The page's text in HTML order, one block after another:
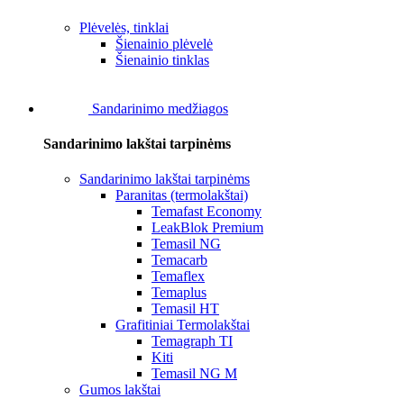
Plėvelės, tinklai
Šienainio plėvelė
Šienainio tinklas
Sandarinimo medžiagos
Sandarinimo lakštai tarpinėms
Sandarinimo lakštai tarpinėms
Paranitas (termolakštai)
Temafast Economy
LeakBlok Premium
Temasil NG
Temacarb
Temaflex
Temaplus
Temasil HT
Grafitiniai Termolakštai
Temagraph TI
Kiti
Temasil NG M
Gumos lakštai